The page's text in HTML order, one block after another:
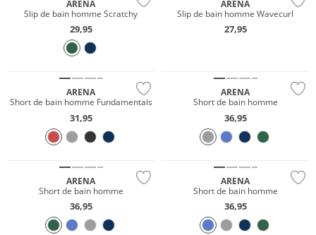
ARENA
Slip de bain homme Scratchy
29,95
ARENA
Slip de bain homme Wavecurl
27,95
ARENA
Short de bain homme Fundamentals
31,95
ARENA
Short de bain homme
36,95
ARENA
Short de bain homme
36,95
ARENA
Short de bain homme
36,95